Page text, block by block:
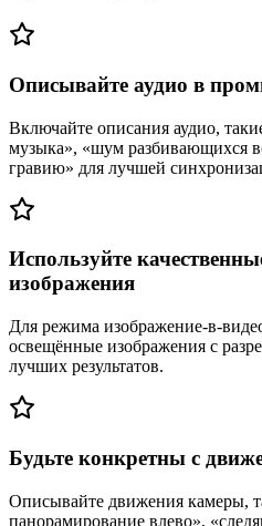
Описывайте аудио в
Включайте описания аудио,
музыка», «шум разбивающихся
гравию» для лучшей
Используйте
изображения
Для режима изображение-в-
освещённые изображения с
лучших результатов.
Будьте конкретны с
Описывайте движения камеры,
панорамирование влево»,